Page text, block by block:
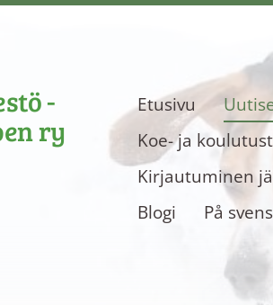
-
ry
Etusivu
Koe- ja
Kirjautuminen
Blogi
På